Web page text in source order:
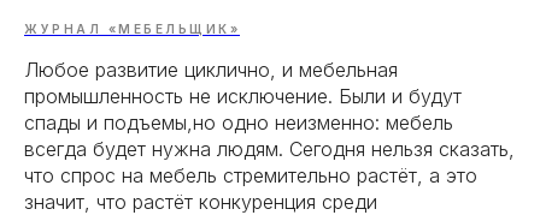
ЖУРНАЛ «МЕБЕЛЬЩИК»
Любое развитие циклично, и мебельная
промышленность не исключение. Были и будут
спады и подъемы,но одно неизменно: мебель
всегда будет нужна людям. Сегодня нельзя сказать,
что спрос на мебель стремительно растёт, а это
значит, что растёт конкуренция среди